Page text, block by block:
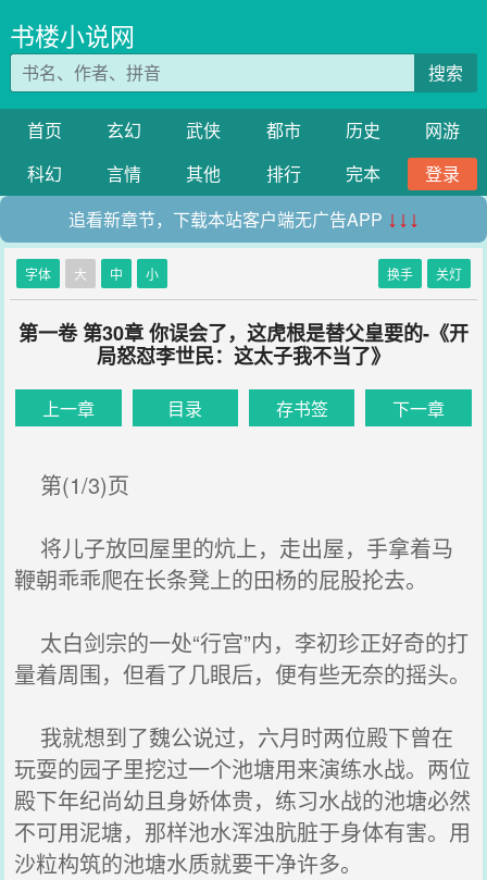
书楼小说网
搜索
首页 玄幻 武侠 都市 历史
网游
科幻
言情 其他 排行 完本
登录
追看新章节，下载本站客户端无广告APP ↓↓↓
字体 大 中 小 换手 关灯
第一卷 第30章 你误会了，这虎根是替父皇要的-《开
局怒怼李世民：这太子我不当了》
上一章 目录 存书签 下一章
第(1/3)页
将儿子放回屋里的炕上，走出屋，手拿着马
鞭朝乖乖爬在长条凳上的田杨的屁股抡去。
太白剑宗的一处“行宫”内，李初珍正好奇的打
量着周围，但看了几眼后，便有些无奈的摇头。
我就想到了魏公说过，六月时两位殿下曾在
玩耍的园子里挖过一个池塘用来演练水战。两位
殿下年纪尚幼且身娇体贵，练习水战的池塘必然
不可用泥塘，那样池水浑浊肮脏于身体有害。用
沙粒构筑的池塘水质就要干净许多。